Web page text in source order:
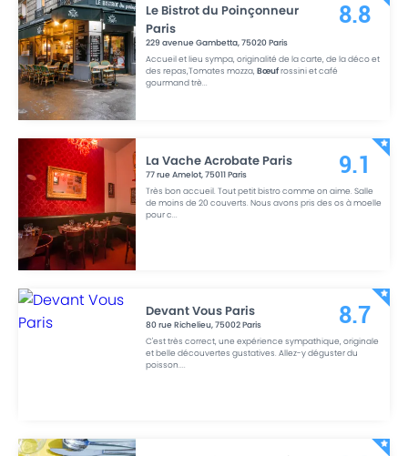
Le Bistrot du Poinçonneur
Paris
229 avenue Gambetta,75020Paris
Accueil et lieu sympa, originalité de la carte, de la déco et
des repas,Tomates mozza,Bœufrossini et café
gourmand trè...
8.8
La Vache Acrobate Paris
77 rue Amelot,75011Paris
Très bon accueil. Tout petit bistro comme on aime. Salle
de moins de 20 couverts. Nous avons pris des os à moelle
pour c...
9.1
Devant Vous Paris
80 rue Richelieu,75002Paris
C'est très correct, une expérience sympathique, originale
et belle découvertes gustatives. Allez-y déguster du
poisson....
8.7